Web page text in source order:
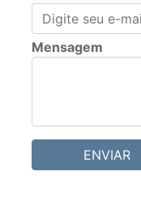
Mensagem
ENVIAR